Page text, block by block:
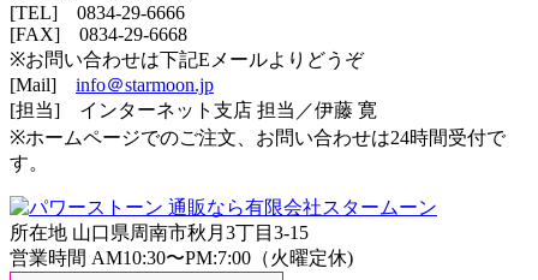
[TEL] 0834-29-6666
[FAX] 0834-29-6668
※お問い合わせは下記Eメールよりどうぞ
[Mail] info＠starmoon.jp
[担当] インターネット支店 担当／伊藤 寛
※ホームページでのご注文、お問い合わせは24時間受付で
す。
所在地 山口県周南市秋月3丁目3-15
営業時間 AM10:30〜PM:7:00（火曜定休)